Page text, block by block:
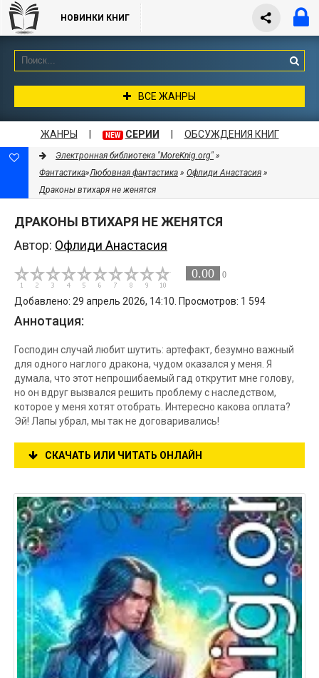
НОВИНКИ КНИГ
ВСЕ ЖАНРЫ
ЖАНРЫ NEW СЕРИИ ОБСУЖДЕНИЯ КНИГ
Электронная библиотека "MoreKnig.org" »
Фантастика»Любовная фантастика » Офлиди Анастасия »
Драконы втихаря не женятся
ДРАКОНЫ ВТИХАРЯ НЕ ЖЕНЯТСЯ
Автор: Офлиди Анастасия
0.00 0
Добавлено: 29 апрель 2026, 14:10. Просмотров: 1 594
Аннотация:
Господин случай любит шутить: артефакт, безумно важный
для одного наглого дракона, чудом оказался у меня. Я
думала, что этот непрошибаемый гад открутит мне голову,
но он вдруг вызвался решить проблему с наследством,
которое у меня хотят отобрать. Интересно какова оплата?
Эй! Лапы убрал, мы так не договаривались!
СКАЧАТЬ ИЛИ ЧИТАТЬ ОНЛАЙН